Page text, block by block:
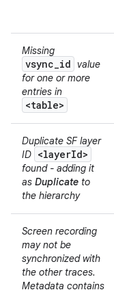
Missing
vsync_id value
for one or more
entries in
<table>
Duplicate SF layer
ID <layerId>
found - adding it
as Duplicate to
the hierarchy
Screen recording
may not be
synchronized with
the other traces.
Metadata contains